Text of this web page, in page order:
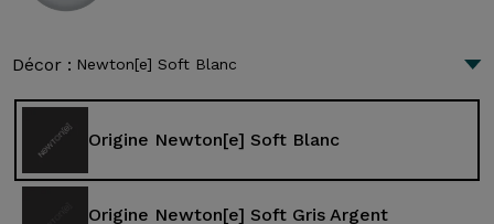
Décor : Newton[e] Soft Blanc
Origine Newton[e] Soft Blanc
Origine Newton[e] Soft Gris Argent